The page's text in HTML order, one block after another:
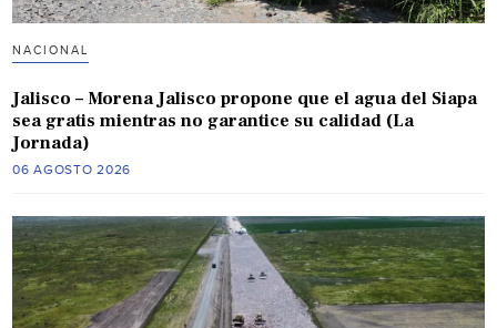
NACIONAL
Jalisco – Morena Jalisco propone que el agua del Siapa
sea gratis mientras no garantice su calidad (La
Jornada)
06 AGOSTO 2026